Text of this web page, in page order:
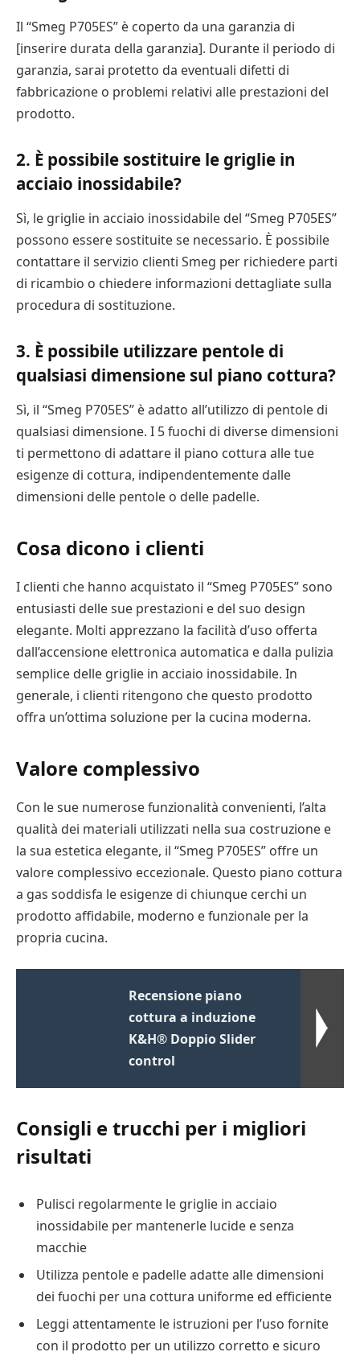
Il “Smeg P705ES” è coperto da una garanzia di
[inserire durata della garanzia]. Durante il periodo di
garanzia, sarai protetto da eventuali difetti di
fabbricazione o problemi relativi alle prestazioni del
prodotto.
2. È possibile sostituire le griglie in
acciaio inossidabile?
Sì, le griglie in acciaio inossidabile del “Smeg P705ES”
possono essere sostituite se necessario. È possibile
contattare il servizio clienti Smeg per richiedere parti
di ricambio o chiedere informazioni dettagliate sulla
procedura di sostituzione.
3. È possibile utilizzare pentole di
qualsiasi dimensione sul piano cottura?
Sì, il “Smeg P705ES” è adatto all’utilizzo di pentole di
qualsiasi dimensione. I 5 fuochi di diverse dimensioni
ti permettono di adattare il piano cottura alle tue
esigenze di cottura, indipendentemente dalle
dimensioni delle pentole o delle padelle.
Cosa dicono i clienti
I clienti che hanno acquistato il “Smeg P705ES” sono
entusiasti delle sue prestazioni e del suo design
elegante. Molti apprezzano la facilità d’uso offerta
dall’accensione elettronica automatica e dalla pulizia
semplice delle griglie in acciaio inossidabile. In
generale, i clienti ritengono che questo prodotto
offra un’ottima soluzione per la cucina moderna.
Valore complessivo
Con le sue numerose funzionalità convenienti, l’alta
qualità dei materiali utilizzati nella sua costruzione e
la sua estetica elegante, il “Smeg P705ES” offre un
valore complessivo eccezionale. Questo piano cottura
a gas soddisfa le esigenze di chiunque cerchi un
prodotto affidabile, moderno e funzionale per la
propria cucina.
Recensione piano
cottura a induzione
K&H® Doppio Slider
control
Consigli e trucchi per i migliori
risultati
Pulisci regolarmente le griglie in acciaio
inossidabile per mantenerle lucide e senza
macchie
Utilizza pentole e padelle adatte alle dimensioni
dei fuochi per una cottura uniforme ed efficiente
Leggi attentamente le istruzioni per l’uso fornite
con il prodotto per un utilizzo corretto e sicuro